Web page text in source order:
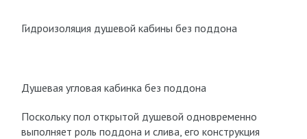
Гидроизоляция душевой кабины без поддона
Душевая угловая кабинка без поддона
Поскольку пол открытой душевой одновременно
выполняет роль поддона и слива, его конструкция